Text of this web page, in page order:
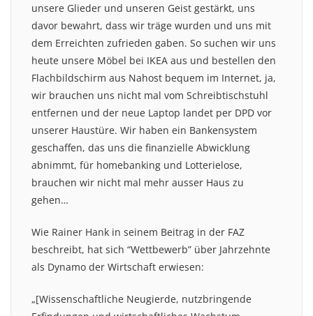
unsere Glieder und unseren Geist gestärkt, uns
davor bewahrt, dass wir träge wurden und uns mit
dem Erreichten zufrieden gaben. So suchen wir uns
heute unsere Möbel bei IKEA aus und bestellen den
Flachbildschirm aus Nahost bequem im Internet, ja,
wir brauchen uns nicht mal vom Schreibtischstuhl
entfernen und der neue Laptop landet per DPD vor
unserer Haustüre. Wir haben ein Bankensystem
geschaffen, das uns die finanzielle Abwicklung
abnimmt, für homebanking und Lotterielose,
brauchen wir nicht mal mehr ausser Haus zu
gehen…
Wie Rainer Hank in seinem Beitrag in der FAZ
beschreibt, hat sich “Wettbewerb” über Jahrzehnte
als Dynamo der Wirtschaft erwiesen:
„[Wissenschaftliche Neugierde, nutzbringende